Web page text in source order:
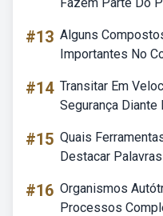
#13 Alguns
Importantes No
#14 Transitar Em
Segurança Diante
#15 Quais
Destacar
#16 Organismos
Processos